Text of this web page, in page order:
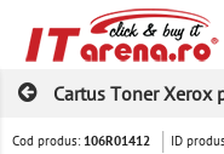
Cartus Toner Xerox
Cod produs: 106R01412 ID